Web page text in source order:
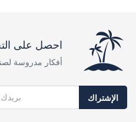
احصل على
أفكار مدروسة
الإشتراك